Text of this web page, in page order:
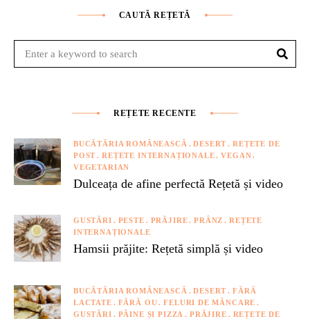
CAUTĂ REȚETĂ
REȚETE RECENTE
BUCĂTĂRIA ROMÂNEASCĂ DESERT
REȚETE DE
POST
REȚETE INTERNAȚIONALE
VEGAN
VEGETARIAN
Dulceața de afine perfectă Rețetă și video
GUSTĂRI PESTE PRĂJIRE PRÂNZ
REȚETE
INTERNAȚIONALE
Hamsii prăjite: Rețetă simplă și video
BUCĂTĂRIA ROMÂNEASCĂ DESERT
FĂRĂ
LACTATE
FĂRĂ OU
FELURI DE MÂNCARE
GUSTĂRI
PÂINE ȘI PIZZA PRĂJIRE
REȚETE DE